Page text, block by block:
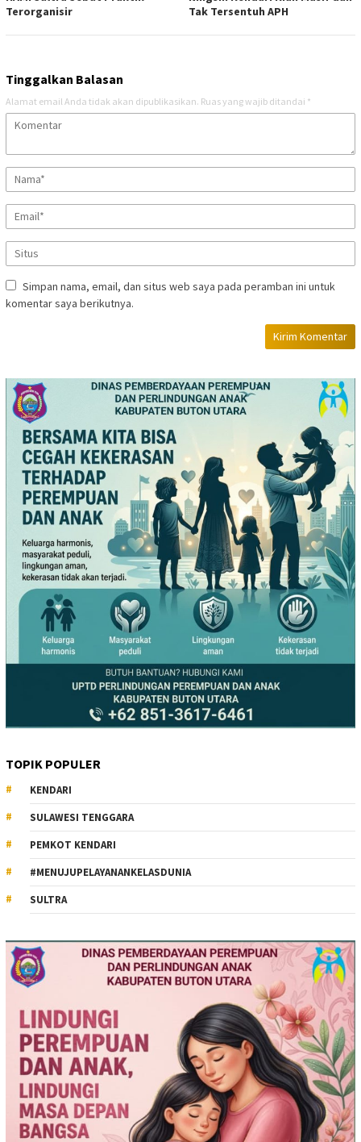
Terorganisir
Tak Tersentuh APH
Tinggalkan Balasan
Alamat email Anda tidak akan dipublikasikan. Ruas yang wajib ditandai *
Simpan nama, email, dan situs web saya pada peramban ini untuk
komentar saya berikutnya.
TOPIK POPULER
KENDARI
SULAWESI TENGGARA
PEMKOT KENDARI
#MENUJUPELAYANANKELASDUNIA
SULTRA